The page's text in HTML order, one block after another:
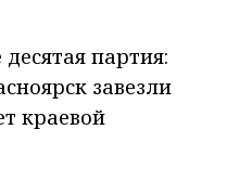
партия:
завезли
краевой